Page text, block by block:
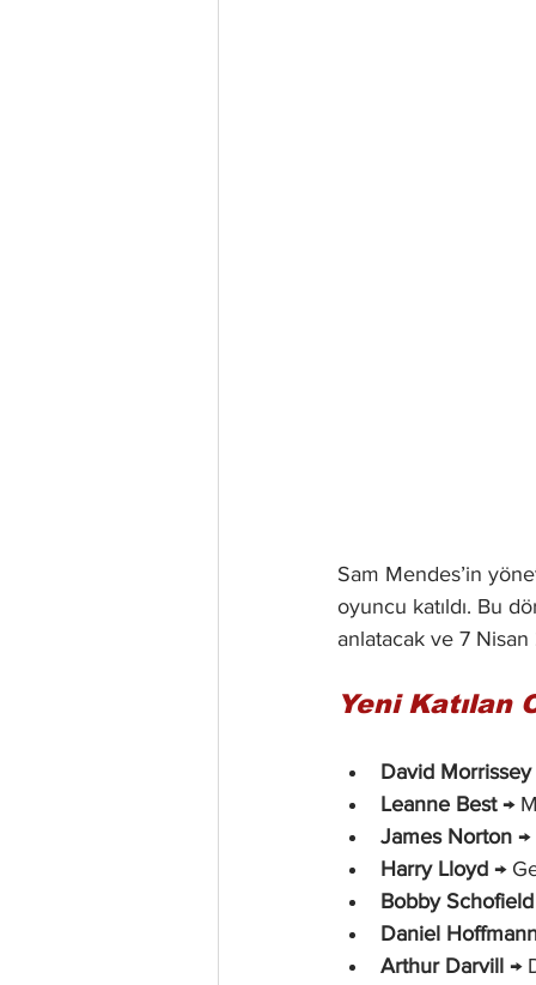
Sam Mendes’in
oyuncu katıldı. Bu
anlatacak ve 7
Yeni Katılan
David Morrissey
Leanne Best →
James Norton →
Harry Lloyd →
Bobby Schofield
Daniel
Arthur Darvill →